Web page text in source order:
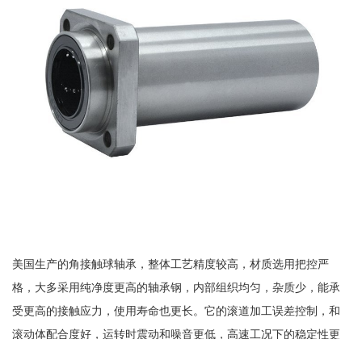
美国生产的角接触球轴承，整体工艺精度较高，材质选用把控严
格，大多采用纯净度更高的轴承钢，内部组织均匀，杂质少，能承
受更高的接触应力，使用寿命也更长。它的滚道加工误差控制，和
滚动体配合度好，运转时震动和噪音更低，高速工况下的稳定性更